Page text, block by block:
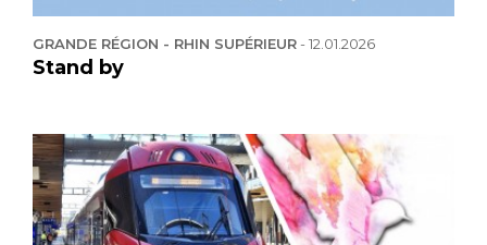
GRANDE RÉGION - RHIN SUPÉRIEUR-12.01.2026
Stand by